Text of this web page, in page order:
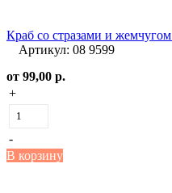
Краб со стразами и
Артикул: 08 9599
от 99,00 р.
+
-
В корзину